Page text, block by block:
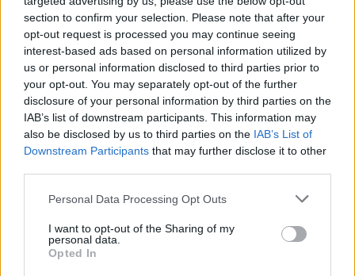
section to confirm your selection. Please note that after your
opt-out request is processed you may continue seeing
interest-based ads based on personal information utilized by
us or personal information disclosed to third parties prior to
your opt-out. You may separately opt-out of the further
disclosure of your personal information by third parties on the
IAB’s list of downstream participants. This information may
also be disclosed by us to third parties on the IAB’s List of
Downstream Participants that may further disclose it to other
Personal Data Processing Opt Outs
I want to opt-out of the Sharing of my
personal data.
Opted In